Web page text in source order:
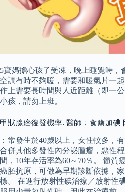
5寶媽擔心孩子受凍，晚上睡覺時，
空調有時不夠暖，需要和暖氣片一
作上需要長時間與人近距離（即一
小孩，請勿上班。
甲狀腺癌復發機率: 醫師：食鹽加碘
：常發生於40歲以上，女性較多，
合併其他多發性內分泌腫瘤，惡性
間，10年存活率為60～70％。 髓質
癌胚抗原，可做為早期診斷依據，
標。 在進行放射性碘治療／放射性